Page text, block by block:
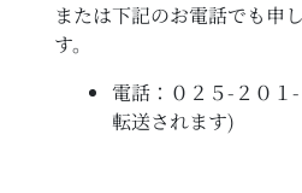
または下記のお電話でも申
す。
電話：０２５-２０
転送されます)